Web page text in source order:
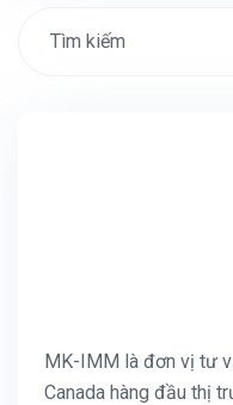
MK-IMM là đơn vị tư
Canada hàng đầu thị